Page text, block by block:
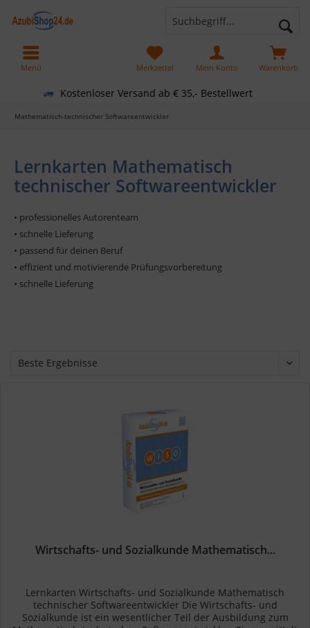
Kostenloser Versand ab € 35,- Bestellwert
Warenkorb
Merkzettel Mein Konto
Menü
Mathematisch-technischer Softwareentwickler
Lernkarten Mathematisch
technischer Softwareentwickler
• professionelles Autorenteam
• schnelle Lieferung
• passend für deinen Beruf
• effizient und motivierende Prüfungsvorbereitung
• schnelle Lieferung
Wirtschafts- und Sozialkunde Mathematisch...
Lernkarten Wirtschafts- und Sozialkunde Mathematisch
technischer Softwareentwickler Die Wirtschafts- und
Sozialkunde ist ein wesentlicher Teil der Ausbildung zum